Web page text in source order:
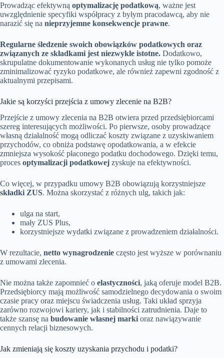
Prowadząc efektywną optymalizację podatkową, ważne jest
uwzględnienie specyfiki współpracy z byłym pracodawcą, aby nie
narazić się na nieprzyjemne konsekwencje prawne.
Regularne śledzenie swoich obowiązków podatkowych oraz
związanych ze składkami jest niezwykle istotne. Dodatkowo,
skrupulatne dokumentowanie wykonanych usług nie tylko pomoże
zminimalizować ryzyko podatkowe, ale również zapewni zgodność z
aktualnymi przepisami.
Jakie są korzyści przejścia z umowy zlecenie na B2B?
Przejście z umowy zlecenia na B2B otwiera przed przedsiębiorcami
szereg interesujących możliwości. Po pierwsze, osoby prowadzące
własną działalność mogą odliczać koszty związane z uzyskiwaniem
przychodów, co obniża podstawę opodatkowania, a w efekcie
zmniejsza wysokość płaconego podatku dochodowego. Dzięki temu,
proces optymalizacji podatkowej zyskuje na efektywności.
Co więcej, w przypadku umowy B2B obowiązują korzystniejsze
składki ZUS. Można skorzystać z różnych ulg, takich jak:
ulga na start,
mały ZUS Plus,
korzystniejsze wydatki związane z prowadzeniem działalności.
W rezultacie, netto wynagrodzenie często jest wyższe w porównaniu
z umowami zlecenia.
Nie można także zapomnieć o elastyczności, jaką oferuje model B2B.
Przedsiębiorcy mają możliwość samodzielnego decydowania o swoim
czasie pracy oraz miejscu świadczenia usług. Taki układ sprzyja
zarówno rozwojowi kariery, jak i stabilności zatrudnienia. Daje to
także szansę na budowanie własnej marki oraz nawiązywanie
cennych relacji biznesowych.
Jak zmieniają się koszty uzyskania przychodu i podatki?